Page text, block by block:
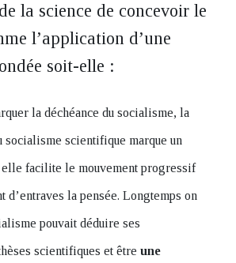
la science de concevoir le
l’application d’une
soit-elle :
la déchéance du socialisme, la
socialisme scientifique marque un
facilite le mouvement progressif
d’entraves la pensée. Longtemps on
pouvait déduire ses
scientifiques et être une